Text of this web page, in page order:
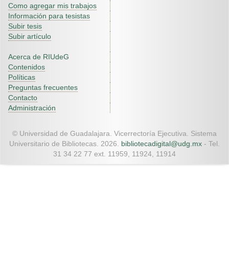
Como agregar mis trabajos
Información para tesistas
Subir tesis
Subir artículo
Acerca de RIUdeG
Contenidos
Políticas
Preguntas frecuentes
Contacto
Administración
© Universidad de Guadalajara. Vicerrectoría Ejecutiva. Sistema
Universitario de Bibliotecas. 2026. bibliotecadigital@udg.mx - Tel.
31 34 22 77 ext. 11959, 11924, 11914